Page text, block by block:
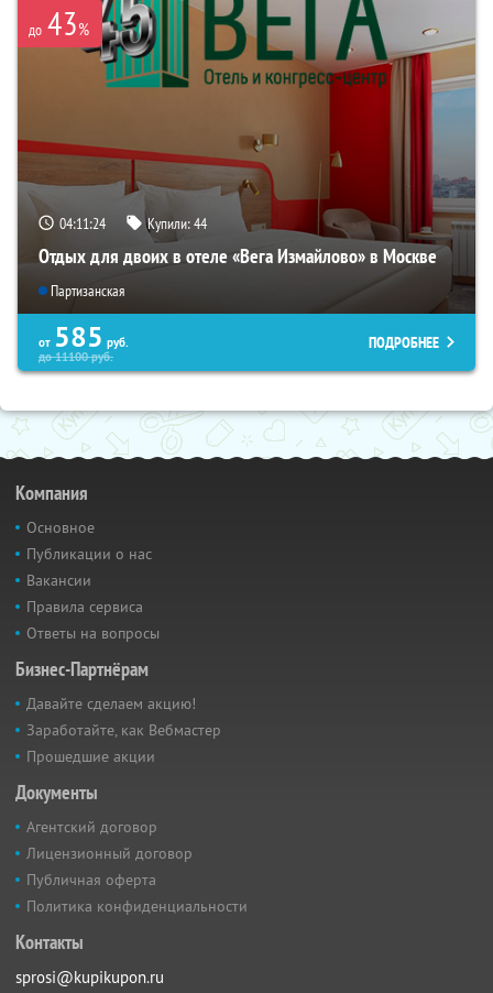
до 43%
04:11:24 Купили:44
Отдых для двоих в отеле «Вега Измайлово» в Москве
Партизанская
от 585 руб.
до11100руб.
ПОДРОБНЕЕ
Компания
Основное
Публикации о нас
Вакансии
Правила сервиса
Ответы на вопросы
Бизнес-Партнёрам
Давайте сделаем акцию!
Заработайте, как Вебмастер
Прошедшие акции
Документы
Агентский договор
Лицензионный договор
Публичная оферта
Политика конфиденциальности
Контакты
sprosi@kupikupon.ru